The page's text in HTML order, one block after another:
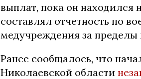
выплат, пока он находился
составлял отчетность по
медучреждения за пределы
Ранее сообщалось, что
Николаевской области